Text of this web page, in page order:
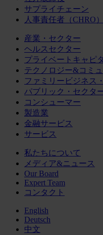
サプライチェーン
人事責任者（CHRO）
産業・セクター
ヘルスセクター
プライベートキャピ
テクノロジー&コミ
ファミリービジネス
パブリック・セクタ
コンシューマー
製造業
金融サービス
サービス
私たちについて
メディア&ニュース
Our Board
Expert Team
コンタクト
English
Deutsch
中文